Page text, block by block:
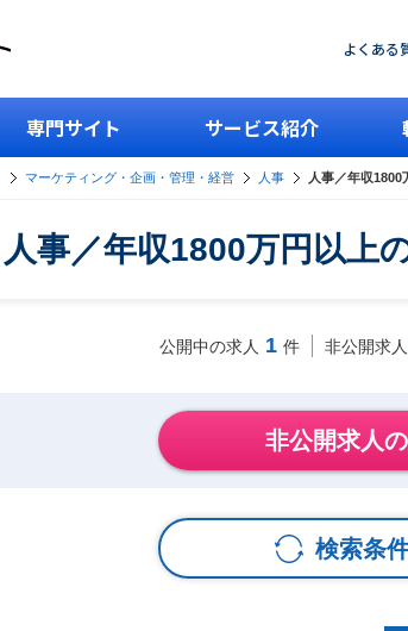
よくある
専門サイト サービス紹介
マーケティング・企画・管理・経営 人事 人事／年収
人事／年収1800万円以上
公開中の求人 1 件 非公開求人
非公開求人
検索条